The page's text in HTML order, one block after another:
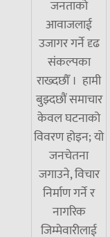
जनताको
आवाजलाई
उजागर गर्ने दृढ
संकल्पका
राख्दछौँ । हामी
बुझ्दछौं समाचार
केवल घटनाको
विवरण होइन; यो
जनचेतना
जगाउने, विचार
निर्माण गर्ने र
नागरिक
जिम्मेवारीलाई